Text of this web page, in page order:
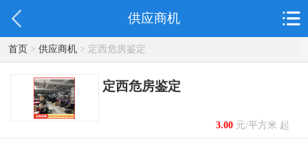
供应商机
首页> 供应商机> 定西危房鉴定
定西危房鉴定
3.00元/平方米 起